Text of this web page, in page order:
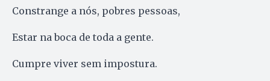
Constrange a nós, pobres pessoas,
Estar na boca de toda a gente.
Cumpre viver sem impostura.